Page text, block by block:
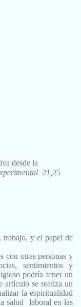
desde la
21,25
trabajo, y el papel de
con otras personas y
sentimientos y
podría tener un
artículo se realiza un
la espiritualidad
salud laboral en las